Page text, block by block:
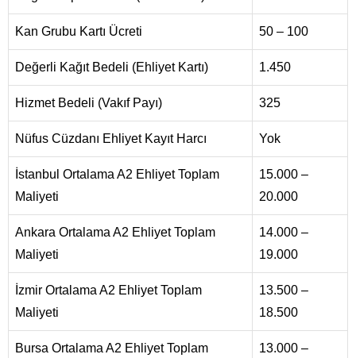
Kan Grubu Kartı Ücreti 50 – 100
Değerli Kağıt Bedeli (Ehliyet Kartı) 1.450
Hizmet Bedeli (Vakıf Payı) 325
Nüfus Cüzdanı Ehliyet Kayıt Harcı Yok
İstanbul Ortalama A2 Ehliyet Toplam
Maliyeti
15.000 –
20.000
Ankara Ortalama A2 Ehliyet Toplam
Maliyeti
14.000 –
19.000
İzmir Ortalama A2 Ehliyet Toplam
Maliyeti
13.500 –
18.500
Bursa Ortalama A2 Ehliyet Toplam
13.000 –